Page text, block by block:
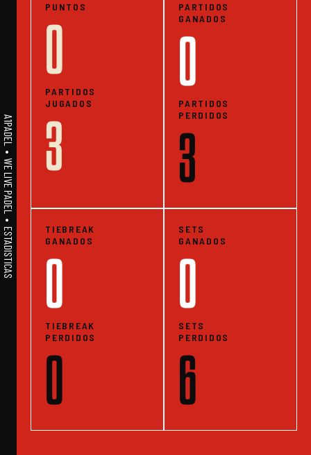
A1PADEL • WE LIVE PADEL • ESTADISTICAS
PUNTOS
0
PARTIDOS
JUGADOS
3
PARTIDOS
GANADOS
0
PARTIDOS
PERDIDOS
3
TIEBREAK
GANADOS
0
TIEBREAK
PERDIDOS
0
SETS
GANADOS
0
SETS
PERDIDOS
6